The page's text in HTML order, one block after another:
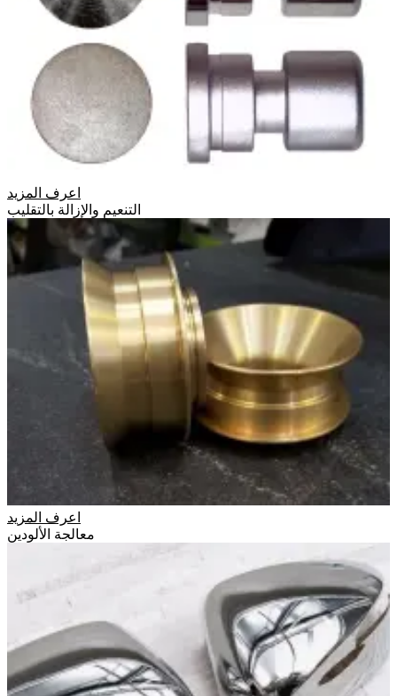
اعرف المزيد
التنعيم والإزالة بالتقليب
اعرف المزيد
معالجة الألودين